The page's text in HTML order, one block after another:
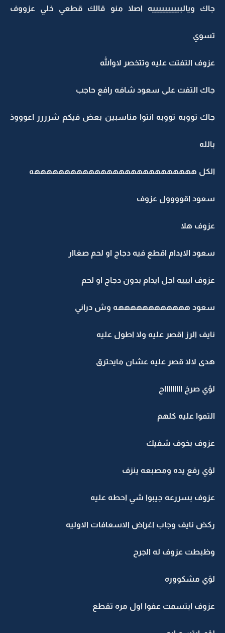
جاك ويالبيييييييييه اصلا منو قالك قطعي خلي عزووف
تسوي
عزوف التفتت عليه وتتخصر لاوالله
جاك التفت على سعود شافه رافع حاجب
جاك تووبه تووبه انتوا مناسبين بعض فيكم شرررر اعوووذ
بالله
الكل هههههههههههههههههههههههههههه
سعود اقوووول عزوف
عزوف هلا
سعود الايدام اقطع فيه دجاج او لحم صغاار
عزوف ايييه اجل ايدام بدون دجاج او لحم
سعود ههههههههههههه وش دراني
نايف الرز اقصر عليه ولا اطول عليه
هدى لالا قصر عليه عشان مايحترق
لؤي صرخ اااااااااح
التموا عليه كلهم
عزوف بخوف شفيك
لؤي رفع يده ومصبعه ينزف
عزوف بسررعه جيبوا شي احطه عليه
ركض نايف وجاب اغراض الاسعافات الاوليه
وظبطت عزوف له الجرح
لؤي مشكووره
عزوف ابتسمت عفوا اول مره تقطع